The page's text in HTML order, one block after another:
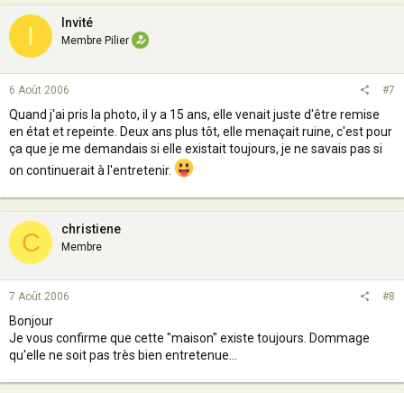
I Invité
Membre Pilier
6 Août 2006 #7
Quand j'ai pris la photo, il y a 15 ans, elle venait juste d'être remise
en état et repeinte. Deux ans plus tôt, elle menaçait ruine, c'est pour
ça que je me demandais si elle existait toujours, je ne savais pas si
on continuerait à l'entretenir.
C christiene
Membre
7 Août 2006 #8
Bonjour
Je vous confirme que cette "maison" existe toujours. Dommage
qu'elle ne soit pas très bien entretenue...